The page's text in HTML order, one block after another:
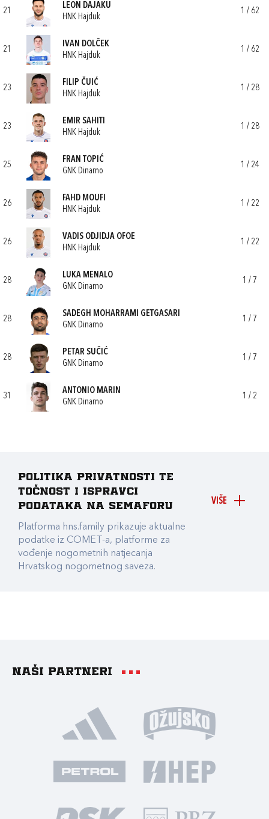
21
LEON DAJAKU
HNK Hajduk
1 / 62
21
IVAN DOLČEK
HNK Hajduk
1 / 62
23
FILIP ČUIĆ
HNK Hajduk
1 / 28
23
EMIR SAHITI
HNK Hajduk
1 / 28
25
FRAN TOPIĆ
GNK Dinamo
1 / 24
26
FAHD MOUFI
HNK Hajduk
1 / 22
26
VADIS ODJIDJA OFOE
HNK Hajduk
1 / 22
28
LUKA MENALO
GNK Dinamo
1 / 7
28
SADEGH MOHARRAMI GETGASARI
GNK Dinamo
1 / 7
28
PETAR SUČIĆ
GNK Dinamo
1 / 7
31
ANTONIO MARIN
GNK Dinamo
1 / 2
VIŠE
Politika privatnosti te
točnost i ispravci
podataka na Semaforu
Platforma hns.family prikazuje aktualne
podatke iz COMET-a, platforme za
vođenje nogometnih natjecanja
Hrvatskog nogometnog saveza.
Naši partneri